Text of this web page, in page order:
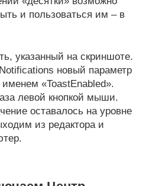
и пользоваться им – в
указанный на скриншоте.
новый параметр
«ToastEnabled».
левой кнопкой мыши.
оставалось на уровне
из редактора и